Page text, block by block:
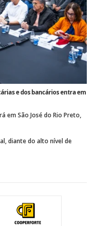
e dos bancários entra em
em São José do Rio Preto,
diante do alto nível de